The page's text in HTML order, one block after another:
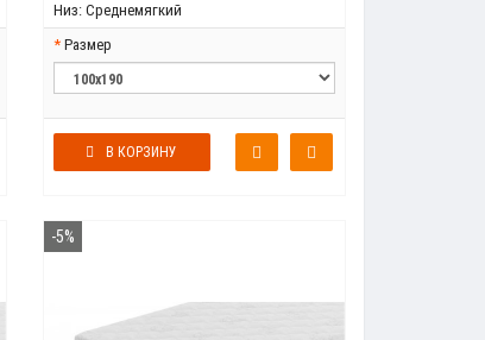
Низ: Среднемягкий
Размер
В КОРЗИНУ
-5%